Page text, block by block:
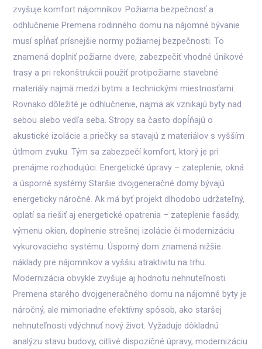
zvyšuje komfort nájomníkov. Požiarna bezpečnosť a
odhlučnenie Premena rodinného domu na nájomné bývanie
musí spĺňať prísnejšie normy požiarnej bezpečnosti. To
znamená doplniť požiarne dvere, zabezpečiť vhodné únikové
trasy a pri rekonštrukcii použiť protipožiarne stavebné
materiály najmä medzi bytmi a technickými miestnosťami.
Rovnako dôležité je odhlučnenie, najmä ak vznikajú byty nad
sebou alebo vedľa seba. Stropy sa často dopĺňajú o
akustické izolácie a priečky sa stavajú z materiálov s vyšším
útlmom zvuku. Tým sa zabezpečí komfort, ktorý je pri
prenájme rozhodujúci. Energetické úpravy – zateplenie, okná
a úsporné systémy Staršie dvojgeneračné domy bývajú
energeticky náročné. Ak má byť projekt dlhodobo udržateľný,
oplatí sa riešiť aj energetické opatrenia – zateplenie fasády,
výmenu okien, doplnenie strešnej izolácie či modernizáciu
vykurovacieho systému. Úsporný dom znamená nižšie
náklady pre nájomníkov a vyššiu atraktivitu na trhu.
Modernizácia obvykle zvyšuje aj hodnotu nehnuteľnosti.
Premena starého dvojgeneračného domu na nájomné byty je
náročný, ale mimoriadne efektívny spôsob, ako staršej
nehnuteľnosti vdýchnuť nový život. Vyžaduje dôkladnú
analýzu stavu budovy, citlivé dispozičné úpravy, modernizáciu